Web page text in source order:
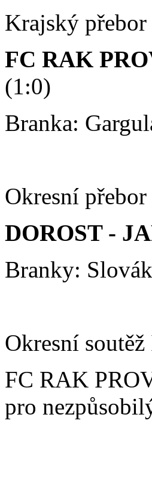
Krajský
FC RAK
(1:0)
Branka:
Okresní
DOROST -
Branky:
Okresní
FC RAK
pro